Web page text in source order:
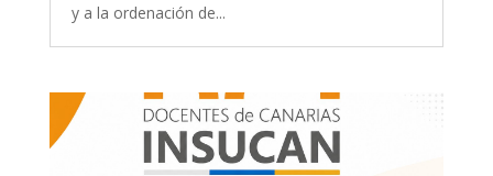
y a la ordenación de...